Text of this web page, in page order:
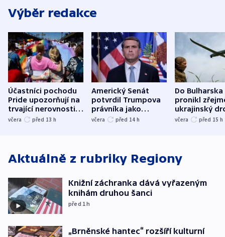
Výběr redakce
Účastníci pochodu
Pride upozorňují na
trvající nerovnosti i
společenskou
včera před 13 h
Americký Senát
potvrdil Trumpova
právníka jako
ministra
včera před 14 h
Do Bulharska
pronikl
ukrajinský
explodoval
včera před 15 h
Aktuálně z rubriky Regiony
Knižní záchranka dává vyřazeným
knihám druhou šanci
před 1h
„Brněnské hantec“ rozšíří kulturní